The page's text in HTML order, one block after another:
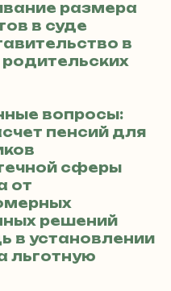
размера
в суде
в
вопросы:
пенсий для
сферы
от
решений
в установлении
льготную